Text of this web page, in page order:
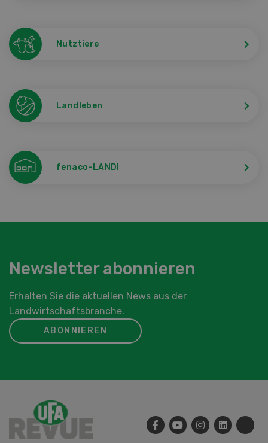
Nutztiere
Landleben
fenaco-LANDI
Newsletter abonnieren
Erhalten Sie die aktuellen News aus der
Landwirtschaftsbranche.
ABONNIEREN